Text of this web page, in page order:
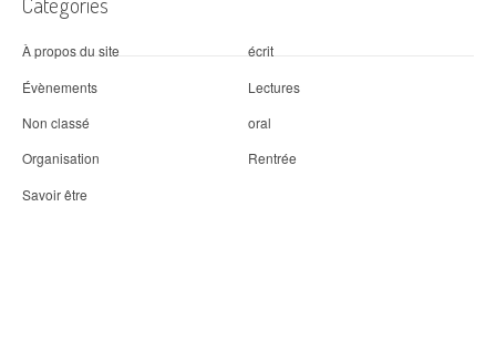
À propos du site
écrit
Évènements
Lectures
Non classé
oral
Organisation
Rentrée
Savoir être